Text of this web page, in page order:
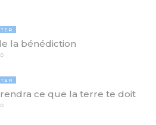
la bénédiction
rendra ce que la terre te doit